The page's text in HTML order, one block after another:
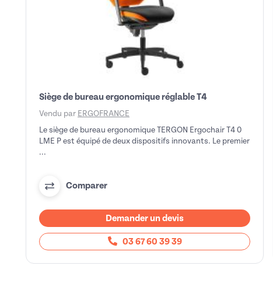
Siège de bureau ergonomique réglable T4
Vendu par ERGOFRANCE
Le siège de bureau ergonomique TERGON Ergochair T4 0
LME P est équipé de deux dispositifs innovants. Le premier
...
Comparer
Demander un devis
03 67 60 39 39